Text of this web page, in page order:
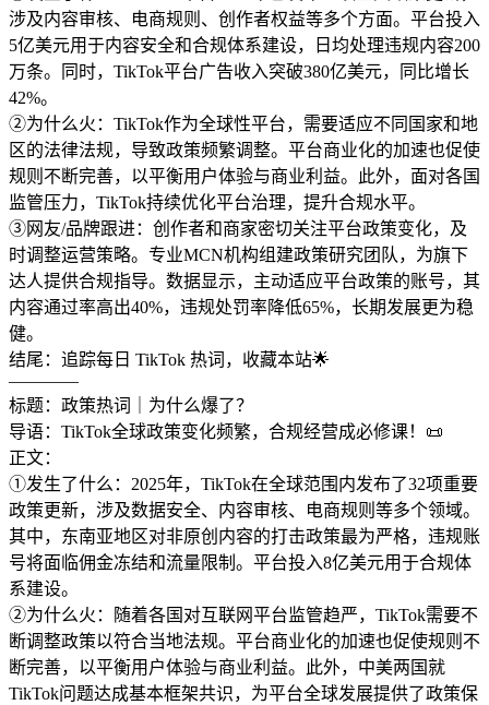
涉及内容审核、电商规则、创作者权益等多个方面。平台投入
5亿美元用于内容安全和合规体系建设，日均处理违规内容200
万条。同时，TikTok平台广告收入突破380亿美元，同比增长
42%。
②为什么火：TikTok作为全球性平台，需要适应不同国家和地
区的法律法规，导致政策频繁调整。平台商业化的加速也促使
规则不断完善，以平衡用户体验与商业利益。此外，面对各国
监管压力，TikTok持续优化平台治理，提升合规水平。
③网友/品牌跟进：创作者和商家密切关注平台政策变化，及
时调整运营策略。专业MCN机构组建政策研究团队，为旗下
达人提供合规指导。数据显示，主动适应平台政策的账号，其
内容通过率高出40%，违规处罚率降低65%，长期发展更为稳
健。
结尾：追踪每日 TikTok 热词，收藏本站🌟
————
标题：政策热词｜为什么爆了？
导语：TikTok全球政策变化频繁，合规经营成必修课！📜
正文：
①发生了什么：2025年，TikTok在全球范围内发布了32项重要
政策更新，涉及数据安全、内容审核、电商规则等多个领域。
其中，东南亚地区对非原创内容的打击政策最为严格，违规账
号将面临佣金冻结和流量限制。平台投入8亿美元用于合规体
系建设。
②为什么火：随着各国对互联网平台监管趋严，TikTok需要不
断调整政策以符合当地法规。平台商业化的加速也促使规则不
断完善，以平衡用户体验与商业利益。此外，中美两国就
TikTok问题达成基本框架共识，为平台全球发展提供了政策保